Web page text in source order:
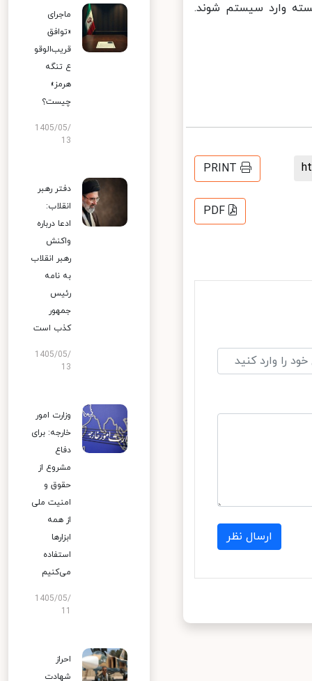
وارد سیستم شوند.
PRINT
PDF
ارسال نظر
ماجرای
«توافق
قریب‌الوقو
ع تنگه
هرمز»
چیست؟
1405/05/
13
دفتر رهبر
انقلاب:
ادعا درباره
واکنش
رهبر انقلاب
به نامه
رئیس
جمهور
کذب است
1405/05/
13
وزارت امور
خارجه: برای
دفاع
مشروع از
حقوق و
امنیت ملی
از همه
ابزارها
استفاده
می‌کنیم
1405/05/
احراز
شهادت